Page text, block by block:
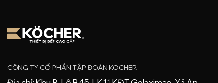
CÔNG TY CỔ PHẦN TẬP ĐOÀN KOCHER